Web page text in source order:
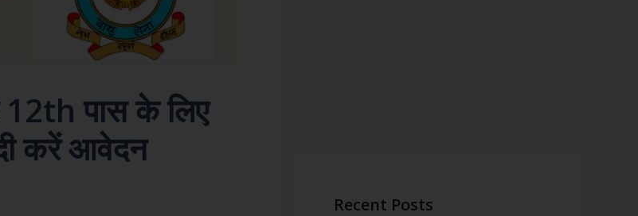
पास के लिए
करें आवेदन
Recent Posts